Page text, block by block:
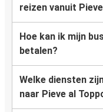
reizen vanuit
Hoe kan ik mijn
betalen?
Welke diensten
naar Pieve al